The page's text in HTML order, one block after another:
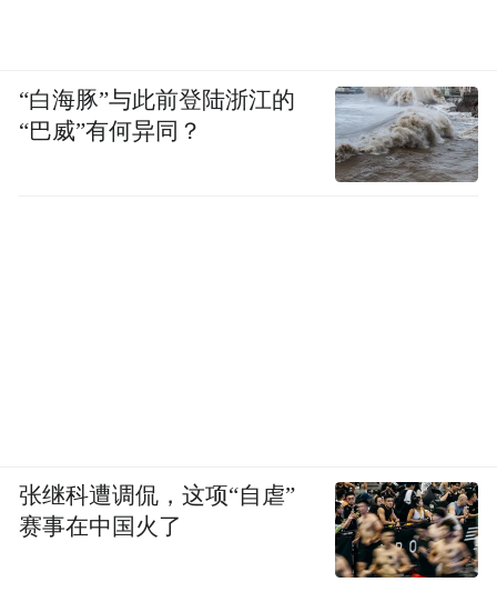
“白海豚”与此前登陆浙江的
“巴威”有何异同？
张继科遭调侃，这项“自虐”
赛事在中国火了